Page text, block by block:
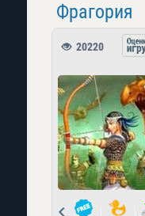
Фрагория
20220
Prev